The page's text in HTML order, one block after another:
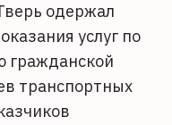
одержал
услуг по
гражданской
транспортных